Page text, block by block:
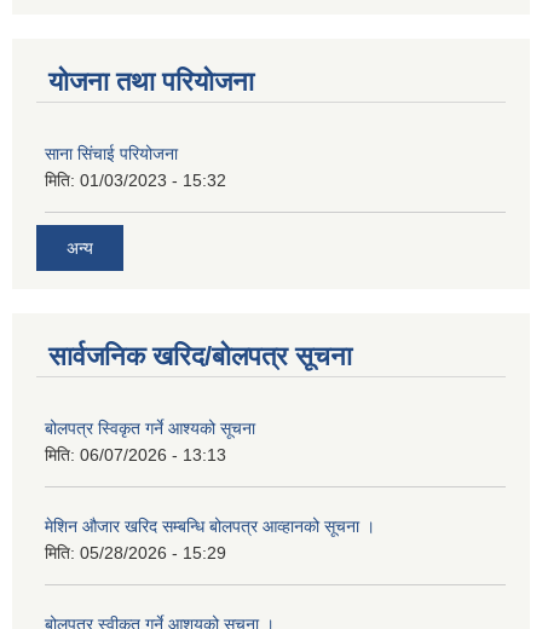
योजना तथा परियोजना
साना सिंचाई परियोजना
मिति: 01/03/2023 - 15:32
अन्य
सार्वजनिक खरिद/बोलपत्र सूचना
बोलपत्र स्विकृत गर्ने आश्यको सूचना
मिति: 06/07/2026 - 13:13
मेशिन औजार खरिद सम्बन्धि बोलपत्र आव्हानको सूचना ।
मिति: 05/28/2026 - 15:29
बोलपत्र स्वीकृत गर्ने आशयको सूचना ।